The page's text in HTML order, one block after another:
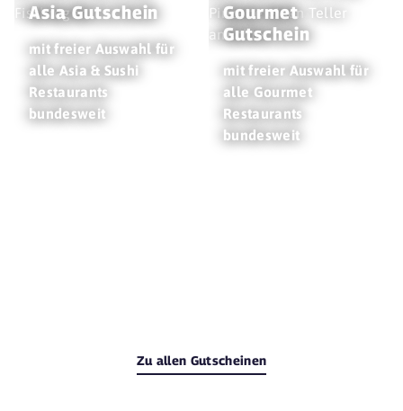
Asia Gutschein
mit freier Auswahl für
alle Asia & Sushi
Restaurants
bundesweit
Gourmet
Gutschein
mit freier Auswahl für
alle Gourmet
Restaurants
bundesweit
Zu allen Gutscheinen